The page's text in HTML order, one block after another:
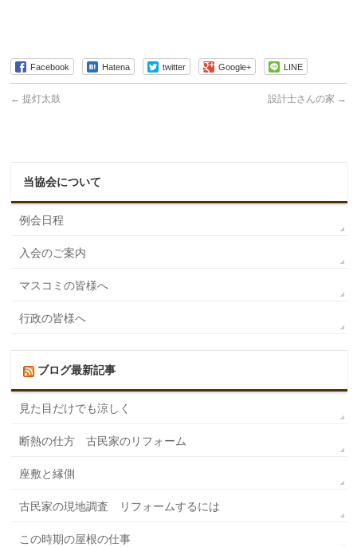
Facebook Hatena twitter Google+ LINE
← 提灯太鼓 設計士さんの家 →
当協会について
例会日程
入会のご案内
マスコミの皆様へ
行政の皆様へ
ブログ最新記事
見た目だけでも涼しく
断熱の仕方 古民家のリフォーム
座敷と縁側
古民家の現地調査 リフォームするには
この時期の屋根の仕事